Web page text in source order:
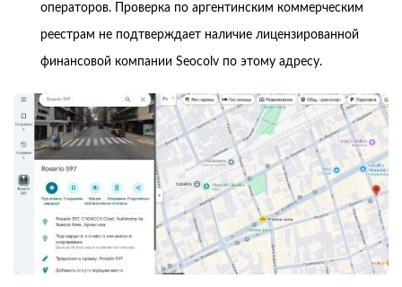
операторов. Проверка по аргентинским коммерческим
реестрам не подтверждает наличие лицензированной
финансовой компании Seocolv по этому адресу.